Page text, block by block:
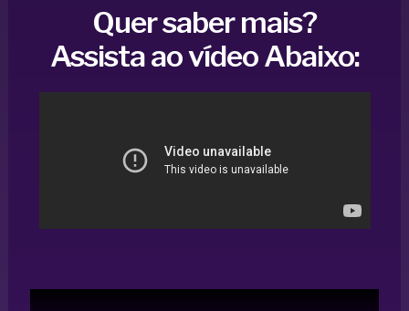
Quer saber mais?
Assista ao vídeo Abaixo: